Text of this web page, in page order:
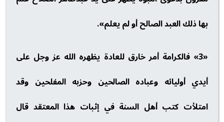
بها ذلك العبد الصالح أو لم يعلم».
«3» فالكرامة أمر خارق للعادة يظهره الله عز وجل على
أيدي أوليائه وعباده الصالحين وحزبه المفلحين وقد
امتلأت كتب أهل السنة في إثبات هذا المعتقد قال